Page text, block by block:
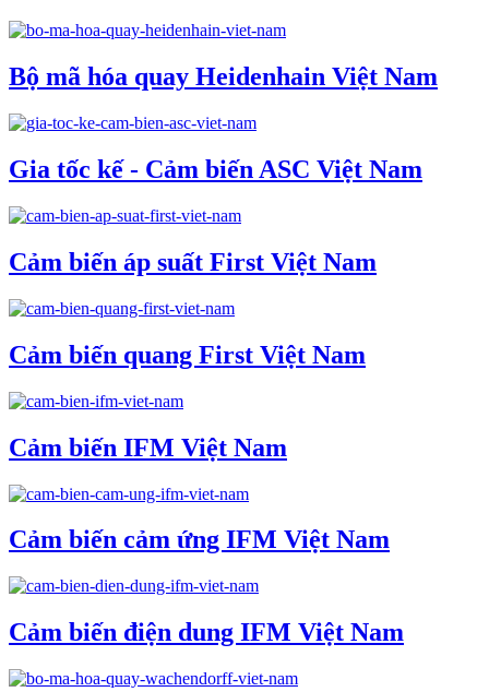
Bộ mã hóa quay Heidenhain Việt Nam
Gia tốc kế - Cảm biến ASC Việt Nam
Cảm biến áp suất First Việt Nam
Cảm biến quang First Việt Nam
Cảm biến IFM Việt Nam
Cảm biến cảm ứng IFM Việt Nam
Cảm biến điện dung IFM Việt Nam